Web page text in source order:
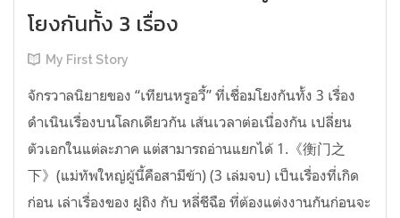
โยงกันทั้ง 3 เรื่อง
My First Story
จักรวาลนิยายของ “เทียนหรูอวี้” ที่เชื่อมโยงกันทั้ง 3 เรื่อง
ดำเนินเรื่องบนโลกเดียวกัน เส้นเวลาต่อเนื่องกัน เปลี่ยน
ตัวเอกในแต่ละภาค แต่สามารถอ่านแยกได้ 1.《衡门之
下》(แม่ทัพใหญ่ผู้นี้คือสามีข้า) (3 เล่มจบ) เป็นเรื่องที่เกิด
ก่อน เล่าเรื่องของ ฝูถิง กับ หลี่ชีฉือ ที่ต้องแต่งงานกันก่อนจะ